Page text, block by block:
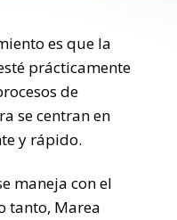
es que la
prácticamente
de
se centran en
y rápido.
maneja con el
tanto, Marea